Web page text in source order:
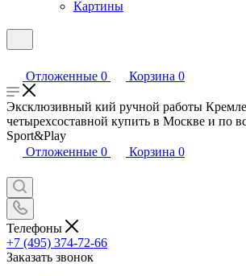
Картины
Отложенные 0 Корзина 0
Эксклюзивный кий ручной работы
четырехсоставной купить в Москве и по
Sport&Play
Отложенные 0 Корзина 0
Телефоны
+7 (495) 374-72-66
Заказать звонок